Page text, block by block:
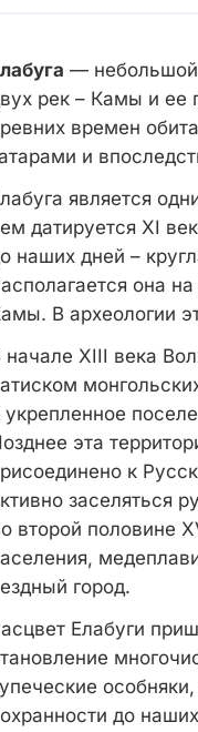
— небольшой
рек – Камы и ее
времен
и
является
датируется XI
наших дней –
она
В археологии
начале XIII века
укрепленное
эта
к
заселяться
второй половине
город.
Елабуги
до